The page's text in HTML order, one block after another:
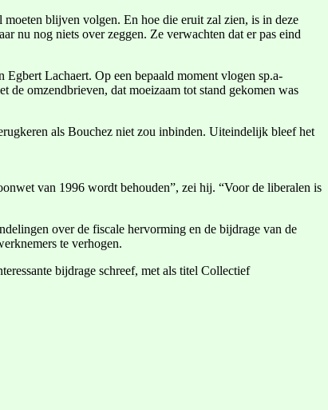
blijven volgen. En hoe die eruit zal zien, is in deze
nu nog niets over zeggen. Ze verwachten dat er pas eind
Lachaert. Op een bepaald moment vlogen sp.a-
omzendbrieven, dat moeizaam tot stand gekomen was
als Bouchez niet zou inbinden. Uiteindelijk bleef het
van 1996 wordt behouden”, zei hij. “Voor de liberalen is
over de fiscale hervorming en de bijdrage van de
te verhogen.
bijdrage schreef, met als titel Collectief